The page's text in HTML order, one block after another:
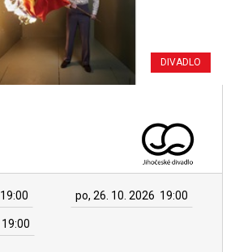
DIVADLO
19:00 po, 26. 10. 2026 19:00
19:00